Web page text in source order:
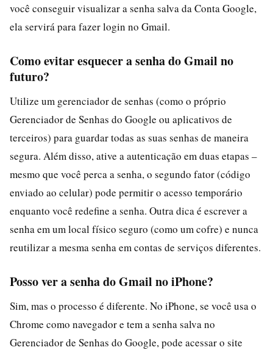
você conseguir visualizar a senha salva da Conta Google,
ela servirá para fazer login no Gmail.
Como evitar esquecer a senha do Gmail no
futuro?
Utilize um gerenciador de senhas (como o próprio
Gerenciador de Senhas do Google ou aplicativos de
terceiros) para guardar todas as suas senhas de maneira
segura. Além disso, ative a autenticação em duas etapas –
mesmo que você perca a senha, o segundo fator (código
enviado ao celular) pode permitir o acesso temporário
enquanto você redefine a senha. Outra dica é escrever a
senha em um local físico seguro (como um cofre) e nunca
reutilizar a mesma senha em contas de serviços diferentes.
Posso ver a senha do Gmail no iPhone?
Sim, mas o processo é diferente. No iPhone, se você usa o
Chrome como navegador e tem a senha salva no
Gerenciador de Senhas do Google, pode acessar o site